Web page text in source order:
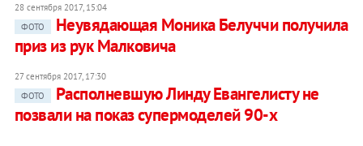
28 сентября 2017, 15:04
ФОТО
Неувядающая Моника Белуччи получила
приз из рук Малковича
27 сентября 2017, 17:30
ФОТО
Располневшую Линду Евангелисту не
позвали на показ супермоделей 90-х